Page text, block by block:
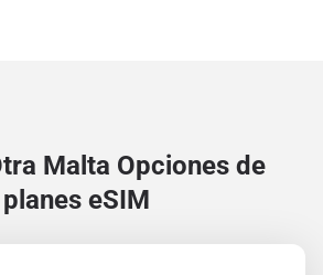
Malta Opciones de
planes eSIM